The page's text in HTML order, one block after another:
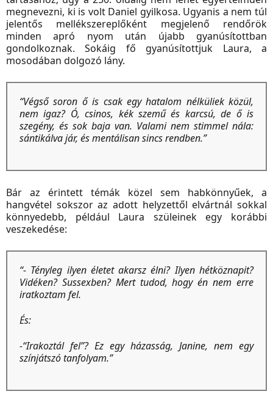
megnevezni, ki is volt Daniel gyilkosa. Ugyanis a nem túl
jelentős mellékszereplőként megjelenő rendőrök
minden apró nyom után újabb gyanúsítottban
gondolkoznak. Sokáig fő gyanúsítottjuk Laura, a
mosodában dolgozó lány.
“Végső soron ő is csak egy hatalom nélküliek közül,
nem igaz? Ó, csinos, kék szemű és karcsú, de ő is
szegény, és sok baja van. Valami nem stimmel nála:
sántikálva jár, és mentálisan sincs rendben.”
Bár az érintett témák közel sem habkönnyűek, a
hangvétel sokszor az adott helyzettől elvártnál sokkal
könnyedebb, például Laura szüleinek egy korábbi
veszekedése:
“- Tényleg ilyen életet akarsz élni? Ilyen hétköznapit?
Vidéken? Sussexben? Mert tudod, hogy én nem erre
iratkoztam fel.
És:
-“Irakoztál fel”? Ez egy házasság, Janine, nem egy
színjátszó tanfolyam.”